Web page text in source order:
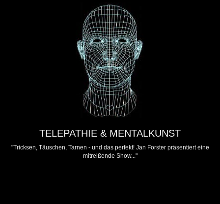
TELEPATHIE & MENTALKUNST
"Tricksen, Täuschen, Tarnen - und das perfekt! Jan Forster präsentiert eine
mitreißende Show..."